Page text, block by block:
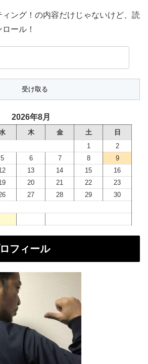
ング！の内容だけじゃないけど、読
ール！
2026年8月
木 金 土 日
1
2
5 6 7 8
9
13 14 15
16
20 21 22
23
27 28 29
30
フィール